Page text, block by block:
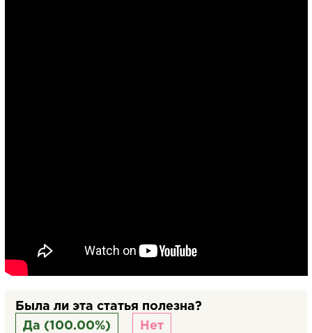
Была ли эта статья полезна?
Да (100.00%)
Нет